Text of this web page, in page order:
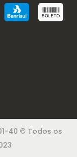
40 © Todos os